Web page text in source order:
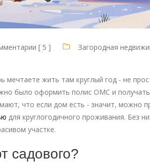
[ 5 ] Загородная
мечтаете жить там круглый год - не
было оформить полис ОМС и
что если дом есть - значит, можно
для круглогодичного проживания. Без
участке.
садового?